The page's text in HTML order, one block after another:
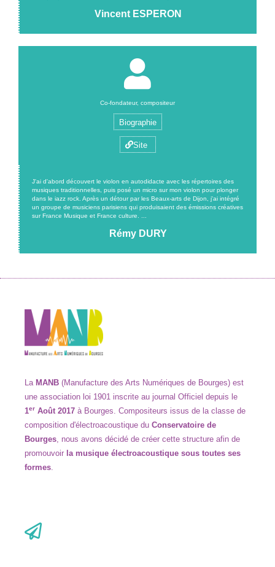
Vincent ESPERON
Co-fondateur, compositeur
Biographie
Site
J'ai d'abord découvert le violon en autodidacte avec les répertoires des
musiques traditionnelles, puis posé un micro sur mon violon pour plonger
dans le iazz rock. Après un détour par les Beaux-arts de Dijon, j'ai intégré
un groupe de musiciens parisiens qui produisaient des émissions créatives
sur France Musique et France culture. ...
Rémy DURY
La MANB (Manufacture des Arts Numériques de Bourges) est
une association loi 1901 inscrite au journal Officiel depuis le
1er Août 2017 à Bourges. Compositeurs issus de la classe de
composition d'électroacoustique du Conservatoire de
Bourges nous avons décidé de créer cette structure afin de
promouvoir la musique électroacoustique sous toutes ses
formes